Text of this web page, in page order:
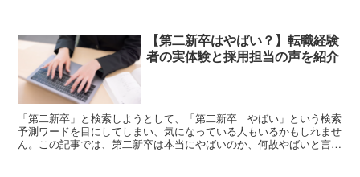
【第二新卒はやばい？】転職経験
者の実体験と採用担当の声を紹介
「第二新卒」と検索しようとして、「第二新卒 やばい」という検索
予測ワードを目にしてしまい、気になっている人もいるかもしれませ
ん。この記事では、第二新卒は本当にやばいのか、何故やばいと言わ